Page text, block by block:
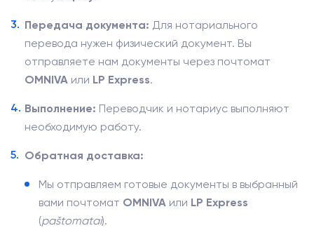
Передача документа: Для нотариального
перевода нужен физический документ. Вы
отправляете нам документы через почтомат
OMNIVA или LP Express.
Выполнение: Переводчик и нотариус выполняют
необходимую работу.
Обратная доставка:
Мы отправляем готовые документы в выбранный
вами почтомат OMNIVA или LP Express
(paštomatai).